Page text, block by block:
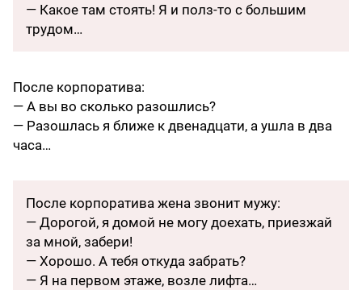
— Какое там стоять! Я и полз-то с большим
трудом…
После корпоратива:
— А вы во сколько разошлись?
— Разошлась я ближе к двенадцати, а ушла в два
часа…
После корпоратива жена звонит мужу:
— Дорогой, я домой не могу доехать, приезжай
за мной, забери!
— Хорошо. А тебя откуда забрать?
— Я на первом этаже, возле лифта…